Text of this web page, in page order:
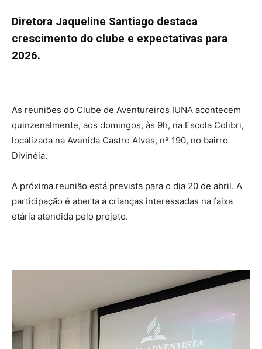
Diretora Jaqueline Santiago destaca
crescimento do clube e expectativas para
2026.
As reuniões do Clube de Aventureiros IUNA acontecem
quinzenalmente, aos domingos, às 9h, na Escola Colibri,
localizada na Avenida Castro Alves, nº 190, no bairro
Divinéia.
A próxima reunião está prevista para o dia 20 de abril. A
participação é aberta a crianças interessadas na faixa
etária atendida pelo projeto.